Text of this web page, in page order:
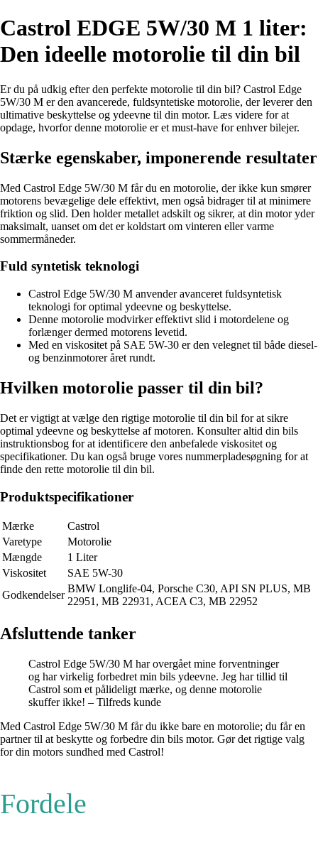
Castrol EDGE 5W/30 M 1 liter:
Den ideelle motorolie til din bil
Er du på udkig efter den perfekte motorolie til din bil? Castrol Edge
5W/30 M er den avancerede, fuldsyntetiske motorolie, der leverer den
ultimative beskyttelse og ydeevne til din motor. Læs videre for at
opdage, hvorfor denne motorolie er et must-have for enhver bilejer.
Stærke egenskaber, imponerende resultater
Med Castrol Edge 5W/30 M får du en motorolie, der ikke kun smører
motorens bevægelige dele effektivt, men også bidrager til at minimere
friktion og slid. Den holder metallet adskilt og sikrer, at din motor yder
maksimalt, uanset om det er koldstart om vinteren eller varme
sommermåneder.
Fuld syntetisk teknologi
Castrol Edge 5W/30 M anvender avanceret fuldsyntetisk
teknologi for optimal ydeevne og beskyttelse.
Denne motorolie modvirker effektivt slid i motordelene og
forlænger dermed motorens levetid.
Med en viskositet på SAE 5W-30 er den velegnet til både diesel-
og benzinmotorer året rundt.
Hvilken motorolie passer til din bil?
Det er vigtigt at vælge den rigtige motorolie til din bil for at sikre
optimal ydeevne og beskyttelse af motoren. Konsulter altid din bils
instruktionsbog for at identificere den anbefalede viskositet og
specifikationer. Du kan også bruge vores nummerpladesøgning for at
finde den rette motorolie til din bil.
Produktspecifikationer
Mærke
Castrol
Varetype
Motorolie
Mængde
1 Liter
Viskositet
SAE 5W-30
Godkendelser
BMW Longlife-04, Porsche C30, API SN PLUS, MB
22951, MB 22931, ACEA C3, MB 22952
Afsluttende tanker
Castrol Edge 5W/30 M har overgået mine forventninger
og har virkelig forbedret min bils ydeevne. Jeg har tillid til
Castrol som et pålideligt mærke, og denne motorolie
skuffer ikke! – Tilfreds kunde
Med Castrol Edge 5W/30 M får du ikke bare en motorolie; du får en
partner til at beskytte og forbedre din bils motor. Gør det rigtige valg
for din motors sundhed med Castrol!
Fordele